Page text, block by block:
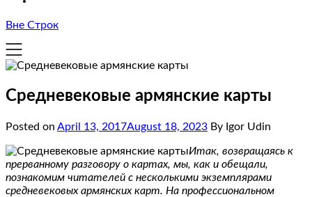
Вне Строк
Средневековые армянские карты
Posted on April 13, 2017August 18, 2023 By Igor Udin
Итак, возвращаясь к
прерванному разговору о картах, мы, как и обещали,
познакомим читателей с несколькими экземплярами
средневековых армянских карт. На профессиональном